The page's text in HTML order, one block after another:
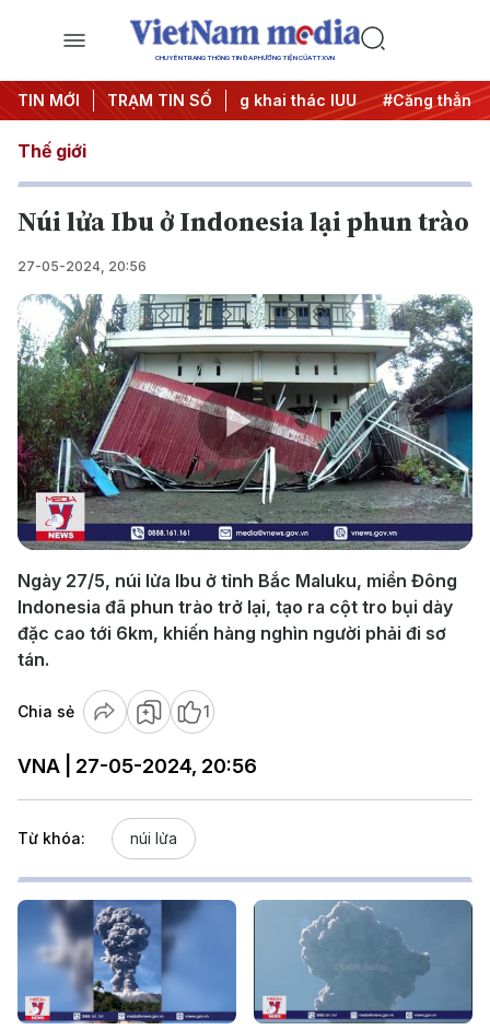
CHUYÊN TRANG THÔNG TIN ĐA PHƯƠNG TIỆN CỦA TTXVN
TIN MỚI TRẠM TIN SỐ
ngày đêm #Chống khai thác IUU #Căng thẳng Trung
Thế giới
Núi lửa Ibu ở Indonesia lại phun trào
27-05-2024, 20:56
Play
Video
Ngày 27/5, núi lửa Ibu ở tỉnh Bắc Maluku, miền Đông
Indonesia đã phun trào trở lại, tạo ra cột tro bụi dày
đặc cao tới 6km, khiến hàng nghìn người phải đi sơ
tán.
Chia sẻ 1
VNA | 27-05-2024, 20:56
Từ khóa: núi lửa